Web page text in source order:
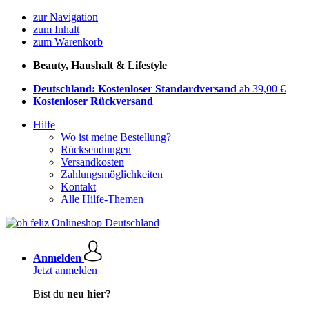
zur Navigation
zum Inhalt
zum Warenkorb
Beauty, Haushalt & Lifestyle
Deutschland: Kostenloser Standardversand ab 39,00 €
Kostenloser Rückversand
Hilfe
Wo ist meine Bestellung?
Rücksendungen
Versandkosten
Zahlungsmöglichkeiten
Kontakt
Alle Hilfe-Themen
Anmelden
Jetzt anmelden
Bist du neu hier?